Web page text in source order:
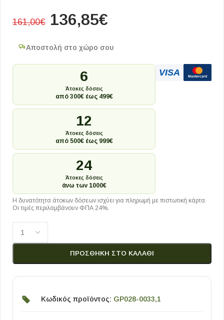
161,00€ 136,85€
Αποστολή στο χώρο σου
6
Άτοκες δόσεις
από 300€ έως 499€
12
Άτοκες δόσεις
από 500€ έως 999€
24
Άτοκες δόσεις
άνω των 1000€
VISA Mastercard
Η δυνατότητα άτοκων δόσεων ισχύει για πληρωμή με πιστωτική κάρτα.
Οι τιμές περιλαμβάνουν ΦΠΑ 24%.
ΠΡΟΣΘΉΚΗ ΣΤΟ ΚΑΛΆΘΙ
Κωδικός προϊόντος: GP028-0033,1